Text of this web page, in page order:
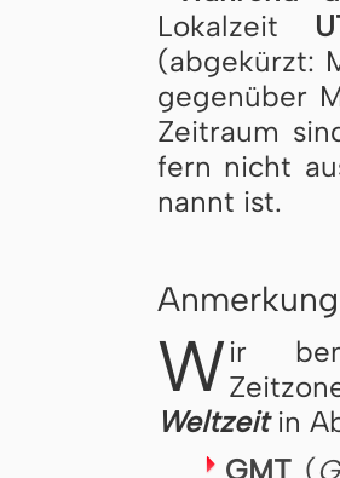
Lokalzeit
(abgekürzt:
gegenüber
Zeitraum
fern nicht
nannt ist.
W ir
Weltzeitin
GMT(